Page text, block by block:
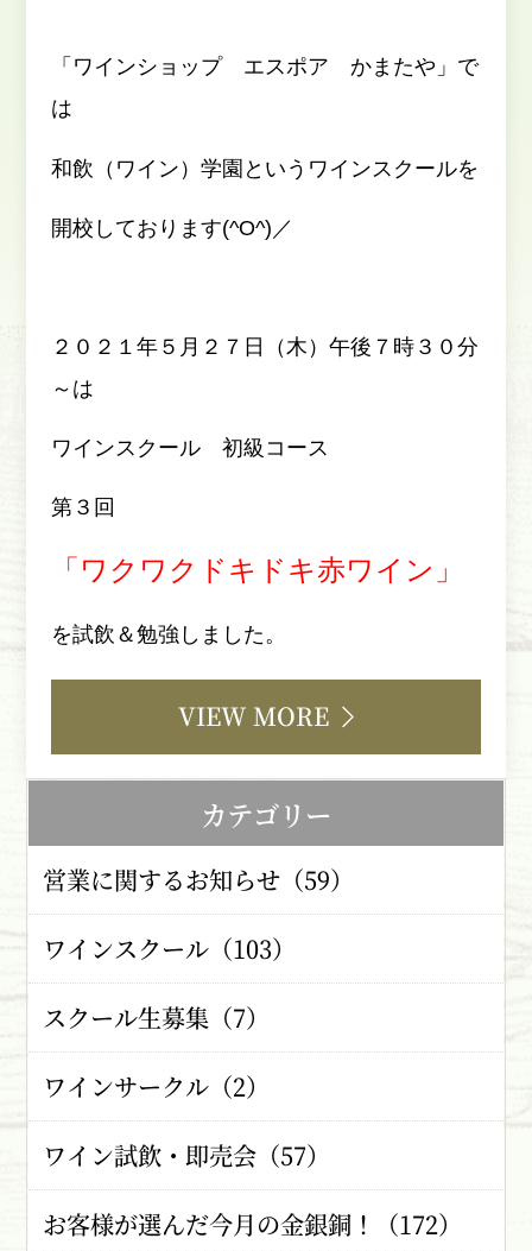
「ワインショップ エスポア かまたや」で
は
和飲（ワイン）学園というワインスクールを
開校しております(^O^)／
２０２１年５月２７日（木）午後７時３０分
～は
ワインスクール 初級コース
第３回
「ワクワクドキドキ赤ワイン」
を試飲＆勉強しました。
VIEW MORE
カテゴリー
営業に関するお知らせ（59）
ワインスクール（103）
スクール生募集（7）
ワインサークル（2）
ワイン試飲・即売会（57）
お客様が選んだ今月の金銀銅！（172）